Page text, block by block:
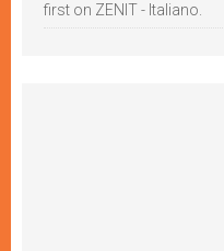
first on ZENIT - Italiano.